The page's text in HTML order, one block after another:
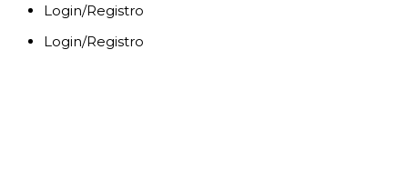
Login/Registro
Login/Registro